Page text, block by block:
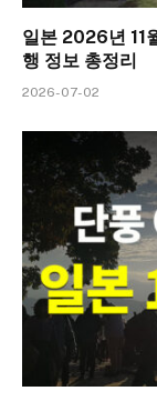
일본 2026년 11
행 정보 총정리
2026-07-02